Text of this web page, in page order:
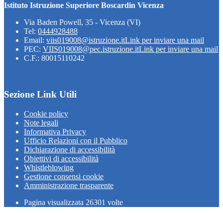
Istituto Istruzione Superiore Boscardin Vicenza
Via Baden Powell, 35 - Vicenza (VI)
Tel: 0444928488
Email: viis019008@istruzione.itLink per inviare una mail
PEC: VIIS019008@pec.istruzione.itLink per inviare una mail
C.F.: 80015110242
Sezione Link Utili
Cookie policy
Note legali
Informativa Privacy
Ufficio Relazioni con il Pubblico
Dichiarazione di accessibilità
Obiettivi di accessibilità
Whistleblowing
Gestione consensi cookie
Amministrazione trasparente
Pagina visualizzata 26301 volte